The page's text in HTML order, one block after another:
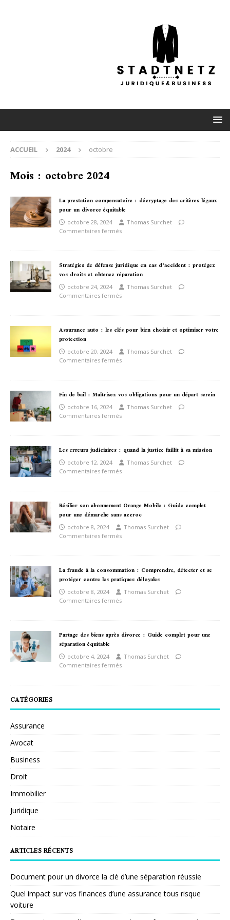
ACCUEIL 2024 octobre
Mois : octobre 2024
La prestation compensatoire : décryptage des critères légaux
pour un divorce équitable
octobre 28, 2024
Thomas Surchet
Commentaires fermés
Stratégies de défense juridique en cas d’accident : protégez
vos droits et obtenez réparation
octobre 24, 2024
Thomas Surchet
Commentaires fermés
Assurance auto : les clés pour bien choisir et optimiser votre
protection
octobre 20, 2024
Thomas Surchet
Commentaires fermés
Fin de bail : Maîtrisez vos obligations pour un départ serein
octobre 16, 2024
Thomas Surchet
Commentaires fermés
Les erreurs judiciaires : quand la justice faillit à sa mission
octobre 12, 2024
Thomas Surchet
Commentaires fermés
Résilier son abonnement Orange Mobile : Guide complet
pour une démarche sans accroc
octobre 8, 2024
Thomas Surchet
Commentaires fermés
La fraude à la consommation : Comprendre, détecter et se
protéger contre les pratiques déloyales
octobre 8, 2024
Thomas Surchet
Commentaires fermés
Partage des biens après divorce : Guide complet pour une
séparation équitable
octobre 4, 2024
Thomas Surchet
Commentaires fermés
CATÉGORIES
Assurance
Avocat
Business
Droit
Immobilier
Juridique
Notaire
ARTICLES RÉCENTS
Document pour un divorce la clé d’une séparation réussie
Quel impact sur vos finances d’une assurance tous risque
voiture